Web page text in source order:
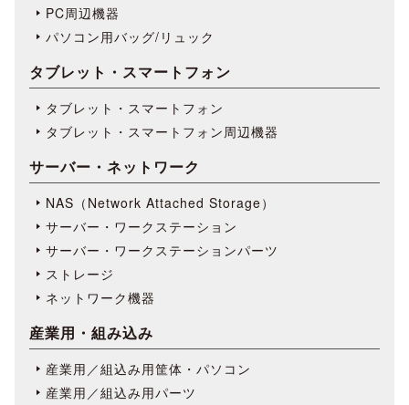
PC周辺機器
パソコン用バッグ/リュック
タブレット・スマートフォン
タブレット・スマートフォン
タブレット・スマートフォン周辺機器
サーバー・ネットワーク
NAS（Network Attached Storage）
サーバー・ワークステーション
サーバー・ワークステーションパーツ
ストレージ
ネットワーク機器
産業用・組み込み
産業用／組込み用筐体・パソコン
産業用／組込み用パーツ